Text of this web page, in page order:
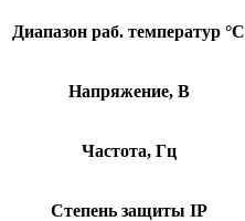
Диапазон раб. температур °С
Напряжение, В
Частота, Гц
Степень защиты IP